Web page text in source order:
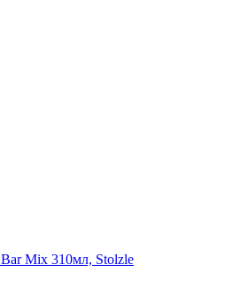
Mix 310мл, Stolzle